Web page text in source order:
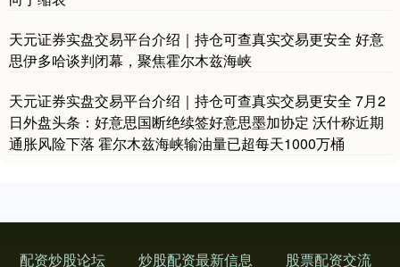
国债指数 229.69 +0.10 +0.04%
天元证券实盘交易平台介绍｜持仓可查真实交易更安全 好意
思伊多哈谈判闭幕，聚焦霍尔木兹海峡
天元证券实盘交易平台介绍｜持仓可查真实交易更安全 7月2
日外盘头条：好意思国断绝续签好意思墨加协定 沃什称近期
通胀风险下落 霍尔木兹海峡输油量已超每天1000万桶
配资炒股论坛 炒股配资最新信息 股票配资交流